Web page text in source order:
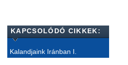
KAPCSOLÓDÓ CIKKEK:
Kalandjaink Iránban I.